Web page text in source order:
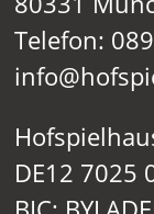
Telefon:
DE12 7025